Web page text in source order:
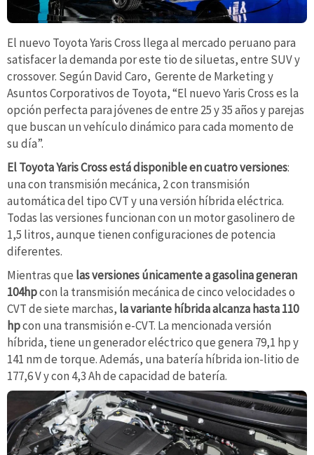
El nuevo Toyota Yaris Cross llega al mercado peruano para
satisfacer la demanda por este tio de siluetas, entre SUV y
crossover. Según David Caro, Gerente de Marketing y
Asuntos Corporativos de Toyota, “El nuevo Yaris Cross es la
opción perfecta para jóvenes de entre 25 y 35 años y parejas
que buscan un vehículo dinámico para cada momento de
su día”.
El Toyota Yaris Cross está disponible en cuatro versiones:
una con transmisión mecánica, 2 con transmisión
automática del tipo CVT y una versión híbrida eléctrica.
Todas las versiones funcionan con un motor gasolinero de
1,5 litros, aunque tienen configuraciones de potencia
diferentes.
Mientras que las versiones únicamente a gasolina generan
104hpcon la transmisión mecánica de cinco velocidades o
CVT de siete marchas, la variante híbrida alcanza hasta 110
hpcon una transmisión e-CVT. La mencionada versión
híbrida, tiene un generador eléctrico que genera 79,1 hp y
141 nm de torque. Además, una batería híbrida ion-litio de
177,6 V y con 4,3 Ah de capacidad de batería.